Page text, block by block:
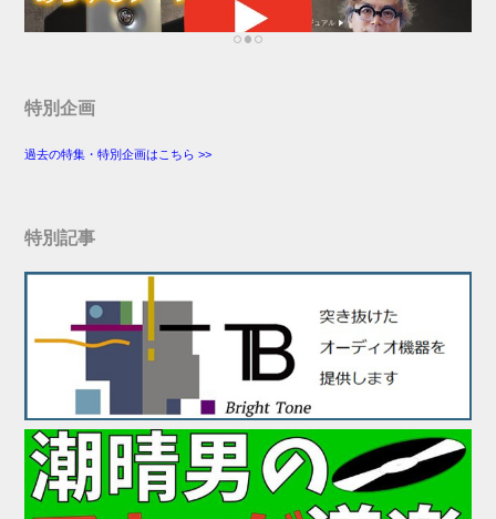
特別企画
過去の特集・特別企画はこちら >>
特別記事